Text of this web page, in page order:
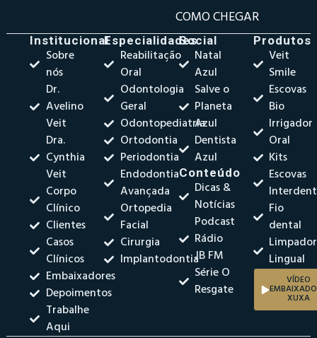
COMO CHEGAR
Institucional
Sobre
nós
Dr.
Avelino
Veit
Dra.
Cynthia
Veit
Corpo
Clínico
Clientes
Casos
Clínicos
Embaixadores
Depoimentos
Trabalhe
Aqui
Especialidades
Reabilitação
Oral
Odontologia
Geral
Odontopediatria
Ortodontia
Periodontia
Endodontia
Avançada
Ortopedia
Facial
Cirurgia
Implantodontia
Social
Natal
Azul
Salve o
Planeta
Azul
Dentista
Azul
Conteúdo
Dicas &
Notícias
Podcast
Rádio
JB FM
Série O
Resgate
Produtos
Veit
Smile
Escovas
Bio
Irrigador
Oral
Kits
Escovas
Fio
dental
Limpador
Lingual
VÍDEO
XUXA